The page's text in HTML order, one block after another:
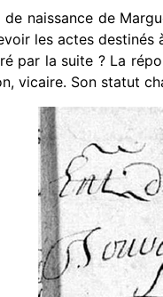
naissance de
les actes
par la suite ? La
vicaire. Son statut